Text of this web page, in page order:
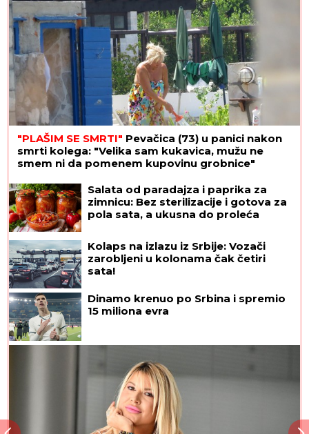
"PLAŠIM SE SMRTI" Pevačica (73) u panici nakon
smrti kolega: "Velika sam kukavica, mužu ne
smem ni da pomenem kupovinu grobnice"
Salata od paradajza i paprika za
zimnicu: Bez sterilizacije i gotova za
pola sata, a ukusna do proleća
Kolaps na izlazu iz Srbije: Vozači
zarobljeni u kolonama čak četiri
sata!
Dinamo krenuo po Srbina i spremio
15 miliona evra